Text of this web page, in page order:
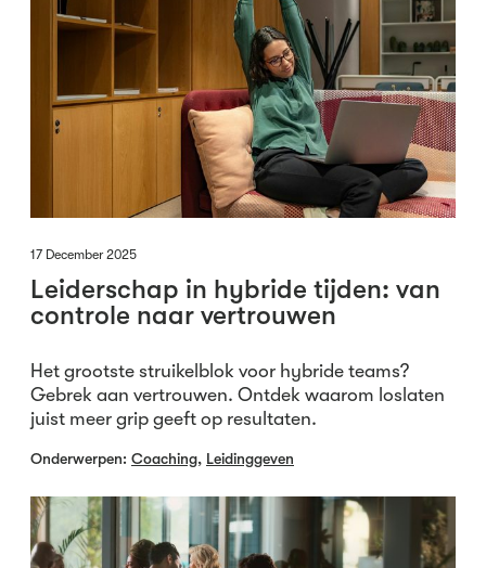
17 December 2025
Leiderschap in hybride tijden: van
controle naar vertrouwen
Het grootste struikelblok voor hybride teams?
Gebrek aan vertrouwen. Ontdek waarom loslaten
juist meer grip geeft op resultaten.
Onderwerpen: Coaching, Leidinggeven